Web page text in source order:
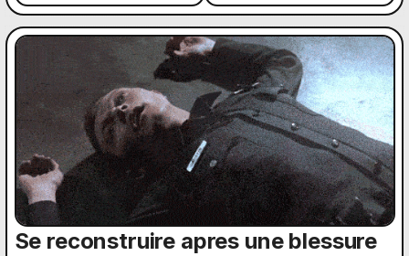
Se reconstruire apres une blessure